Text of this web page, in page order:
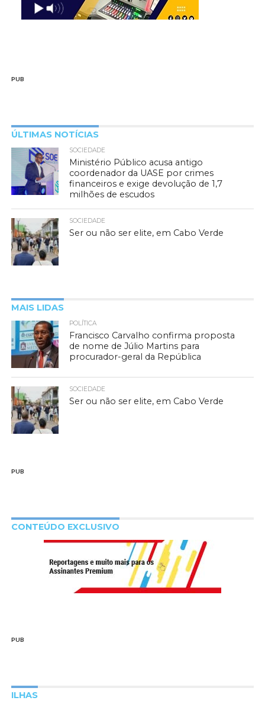
PUB
ÚLTIMAS NOTÍCIAS
SOCIEDADE
Ministério Público acusa antigo
coordenador da UASE por crimes
financeiros e exige devolução de 1,7
milhões de escudos
SOCIEDADE
Ser ou não ser elite, em Cabo Verde
MAIS LIDAS
POLÍTICA
Francisco Carvalho confirma proposta
de nome de Júlio Martins para
procurador-geral da República
SOCIEDADE
Ser ou não ser elite, em Cabo Verde
PUB
CONTEÚDO EXCLUSIVO
PUB
ILHAS